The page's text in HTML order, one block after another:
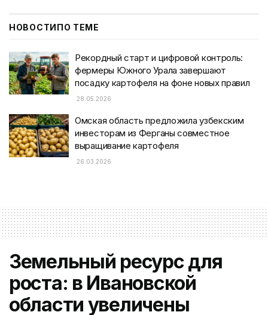
НОВОСТИПО ТЕМЕ
Рекордный старт и цифровой контроль:
фермеры Южного Урала завершают
посадку картофеля на фоне новых правил
28.05.2026
Омская область предложила узбекским
инвесторам из Ферганы совместное
выращивание картофеля
26.03.2026
Земельный ресурс для
роста: в Ивановской
области увеличены